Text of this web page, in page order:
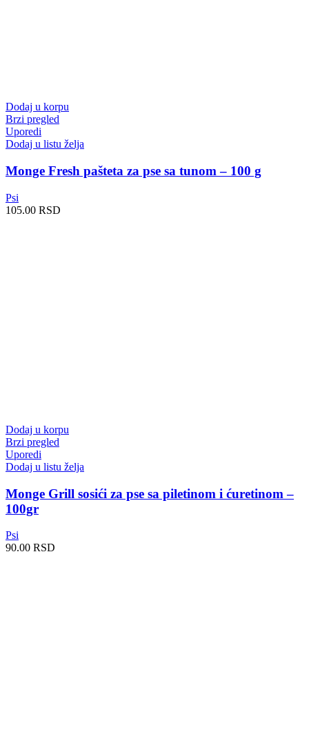
Dodaj u korpu
Brzi pregled
Uporedi
Dodaj u listu želja
Monge Fresh pašteta za pse sa tunom – 100 g
Psi
105.00 RSD
Dodaj u korpu
Brzi pregled
Uporedi
Dodaj u listu želja
Monge Grill sosići za pse sa piletinom i ćuretinom –
100gr
Psi
90.00 RSD